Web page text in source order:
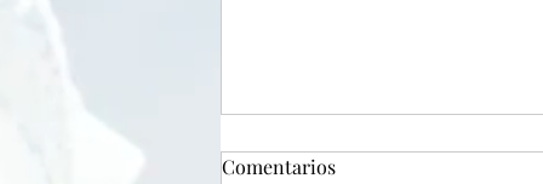
Rewind Hispano 2023. Alec
Comentarios